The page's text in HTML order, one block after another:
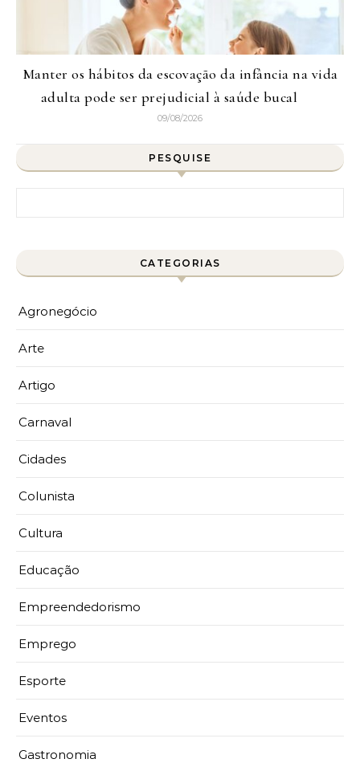
Manter os hábitos da escovação da infância na vida
adulta pode ser prejudicial à saúde bucal
09/08/2026
PESQUISE
CATEGORIAS
Agronegócio
Arte
Artigo
Carnaval
Cidades
Colunista
Cultura
Educação
Empreendedorismo
Emprego
Esporte
Eventos
Gastronomia